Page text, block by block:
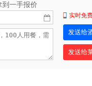
到一手报价
实时免